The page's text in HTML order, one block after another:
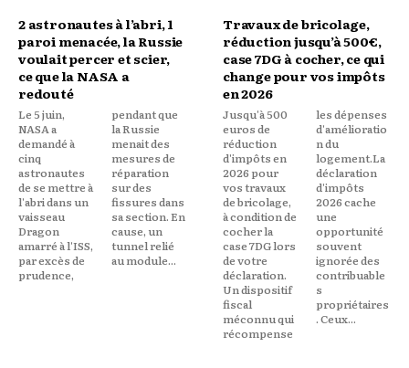
2 astronautes à l’abri, 1
paroi menacée, la Russie
voulait percer et scier,
ce que la NASA a
redouté
Le 5 juin,
NASA a
demandé à
cinq
astronautes
de se mettre à
l'abri dans un
vaisseau
Dragon
amarré à l'ISS,
par excès de
prudence,
pendant que
la Russie
menait des
mesures de
réparation
sur des
fissures dans
sa section. En
cause, un
tunnel relié
au module...
Travaux de bricolage,
réduction jusqu’à 500€,
case 7DG à cocher, ce qui
change pour vos impôts
en 2026
Jusqu'à 500
euros de
réduction
d'impôts en
2026 pour
vos travaux
de bricolage,
à condition de
cocher la
case 7DG lors
de votre
déclaration.
Un dispositif
fiscal
méconnu qui
récompense
les dépenses
d'amélioratio
n du
logement.La
déclaration
d'impôts
2026 cache
une
opportunité
souvent
ignorée des
contribuable
s
propriétaires
. Ceux...